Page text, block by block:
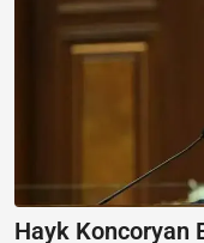
Hayk Koncoryan